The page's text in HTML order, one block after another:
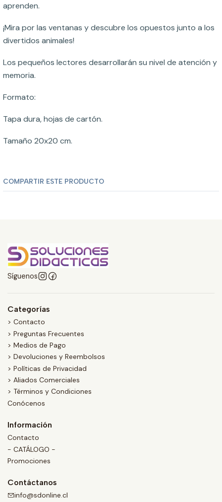
aprenden.
¡Mira por las ventanas y descubre los opuestos junto a los
divertidos animales!
Los pequeños lectores desarrollarán su nivel de atención y
memoria.
Formato:
Tapa dura, hojas de cartón.
Tamaño 20x20 cm.
COMPARTIR ESTE PRODUCTO
Síguenos
Categorías
> Contacto
> Preguntas Frecuentes
> Medios de Pago
> Devoluciones y Reembolsos
> Políticas de Privacidad
> Aliados Comerciales
> Términos y Condiciones
Conócenos
Información
Contacto
- CATÁLOGO -
Promociones
Contáctanos
info@sdonline.cl